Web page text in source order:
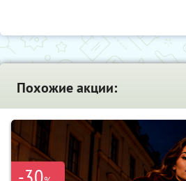
Похожие акции: